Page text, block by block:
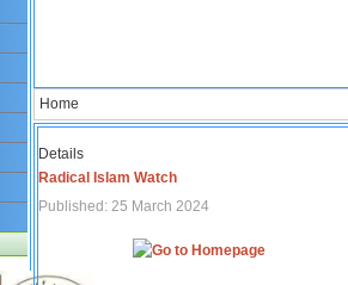
Home
Details
Radical Islam Watch
Published: 25 March 2024